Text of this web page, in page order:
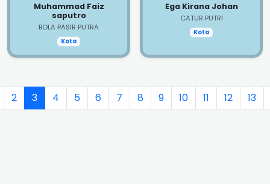
Muhammad Faiz
saputro
BOLA PASIR PUTRA
Kota
Ega Kirana Johan
CATUR PUTRI
Kota
2 3 4 5 6 7 8 9 10 11 12 13